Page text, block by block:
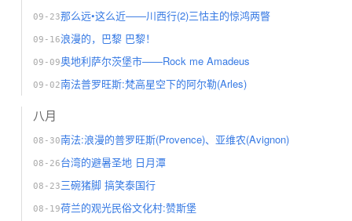
09-23那么远•这么近——川西行(2)三怙主的惊鸿两瞥
09-16浪漫的，巴黎 巴黎！
09-09奥地利萨尔茨堡市——Rock me Amadeus
09-02南法普罗旺斯:梵高星空下的阿尔勒(Arles)
八月
08-30南法:浪漫的普罗旺斯(Provence)、亚维农(Avignon)
08-26台湾的避暑圣地 日月潭
08-23三碗猪脚 搞笑泰国行
08-19荷兰的观光民俗文化村:赞斯堡